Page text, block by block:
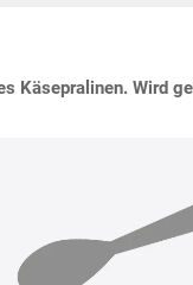
Käsepralinen. Wird